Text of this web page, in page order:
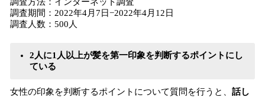
調査期間：2022年4月7日−2022年4月12日
調査人数：500人
2人に1人以上が髪を第一印象を判断するポイントにし
ている
女性の印象を判断するポイントについて質問を行うと、 話し